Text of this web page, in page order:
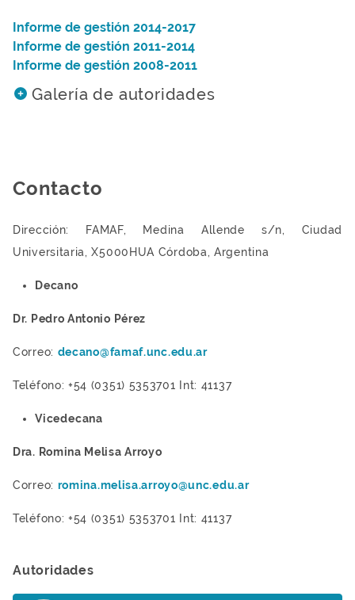
Informe de gestión 2014-2017
Informe de gestión 2011-2014
Informe de gestión 2008-2011
Galería de autoridades
Contacto
Dirección: FAMAF, Medina Allende s/n, Ciudad
Universitaria, X5000HUA Córdoba, Argentina
Decano
Dr. Pedro Antonio Pérez
Correo: decano@famaf.unc.edu.ar
Teléfono: +54 (0351) 5353701 Int: 41137
Vicedecana
Dra. Romina Melisa Arroyo
Correo: romina.melisa.arroyo@unc.edu.ar
Teléfono: +54 (0351) 5353701 Int: 41137
Autoridades